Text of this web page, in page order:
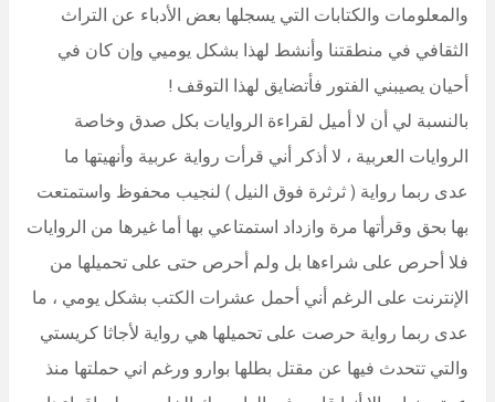
والمعلومات والكتابات التي يسجلها بعض الأدباء عن التراث
الثقافي في منطقتنا وأنشط لهذا بشكل يوميي وإن كان في
أحيان يصيبني الفتور فأتضايق لهذا التوقف !
بالنسبة لي أن لا أميل لقراءة الروايات بكل صدق وخاصة
الروايات العربية ، لا أذكر أني قرأت رواية عربية وأنهيتها ما
عدى ربما رواية ( ثرثرة فوق النيل ) لنجيب محفوظ واستمتعت
بها بحق وقرأتها مرة وازداد استمتاعي بها أما غيرها من الروايات
فلا أحرص على شراءها بل ولم أحرص حتى على تحميلها من
الإنترنت على الرغم أني أحمل عشرات الكتب بشكل يومي ، ما
عدى ربما رواية حرصت على تحميلها هي رواية لأجاثا كريستي
والتي تتحدث فيها عن مقتل بطلها بوارو ورغم اني حملتها منذ